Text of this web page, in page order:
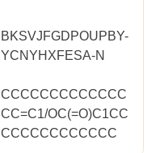
BKSVJFGDPOUPBY-
YCNYHXFESA-N
CCCCCCCCCCCCC
CC=C1/OC(=O)C1CC
CCCCCCCCCCCC